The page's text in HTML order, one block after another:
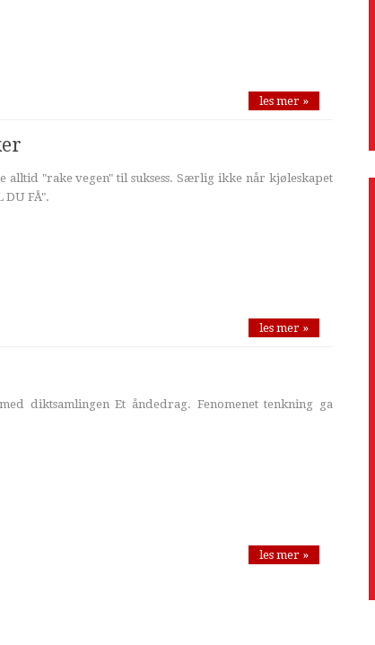
les mer »
"rake vegen" til suksess. Særlig ikke når kjøleskapet
DU FÅ".
les mer »
diktsamlingen Et åndedrag. Fenomenet tenkning ga
les mer »